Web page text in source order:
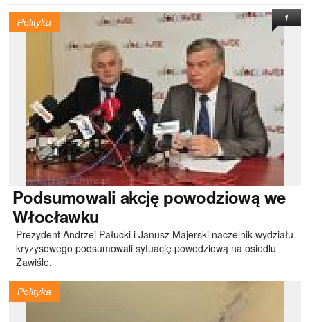
Polityka
Podsumowali akcję powodziową we
Włocławku
Prezydent Andrzej Pałucki i Janusz Majerski naczelnik wydziału
kryzysowego podsumowali sytuację powodziową na osiedlu
Zawiśle.
1
Polityka